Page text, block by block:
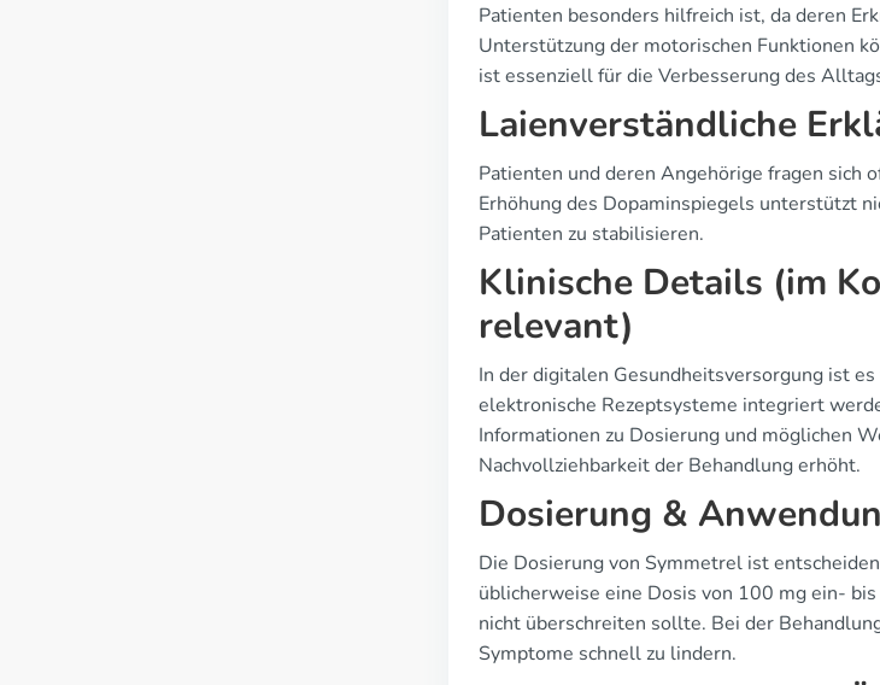
Patienten besonders hilfreich ist, da deren
Unterstützung der motorischen Funktionen
ist essenziell für die Verbesserung des
Laienverständliche
Patienten und deren Angehörige fragen
Erhöhung des Dopaminspiegels unterstützt
Patienten zu stabilisieren.
Klinische Details (im
relevant)
In der digitalen Gesundheitsversorgung ist
elektronische Rezeptsysteme integriert
Informationen zu Dosierung und möglichen
Nachvollziehbarkeit der Behandlung erhöht.
Dosierung &
Die Dosierung von Symmetrel ist
üblicherweise eine Dosis von 100 mg ein-
nicht überschreiten sollte. Bei der
Symptome schnell zu lindern.